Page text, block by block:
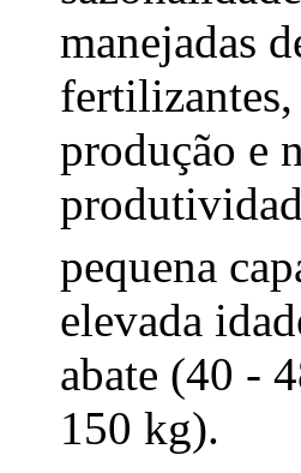
manejadas
produção e
pequena
elevada
abate (40 -
150 kg).